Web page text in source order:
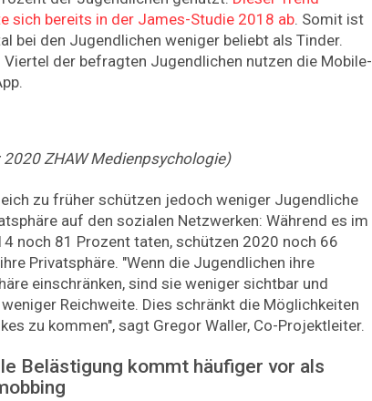
sich bereits in der James-Studie 2018 ab. Somit ist
bei den Jugendlichen weniger beliebt als Tinder.
Viertel der befragten Jugendlichen nutzen die Mobile-
2020 ZHAW Medienpsychologie)
zu früher schützen jedoch weniger Jugendliche
auf den sozialen Netzwerken: Während es im
noch 81 Prozent taten, schützen 2020 noch 66
Privatsphäre. "Wenn die Jugendlichen ihre
einschränken, sind sie weniger sichtbar und
Reichweite. Dies schränkt die Möglichkeiten
zu kommen", sagt Gregor Waller, Co-Projektleiter.
Belästigung kommt häufiger vor als